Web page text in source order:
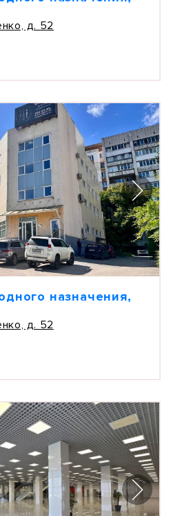
д. 52
назначения,
д. 52